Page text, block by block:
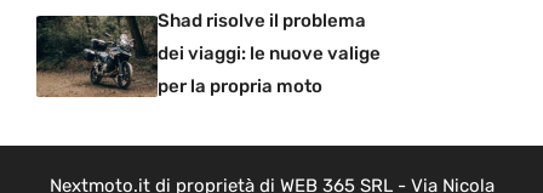
Shad risolve il problema
dei viaggi: le nuove valige
per la propria moto
Nextmoto.it di proprietà di WEB 365 SRL - Via Nicola